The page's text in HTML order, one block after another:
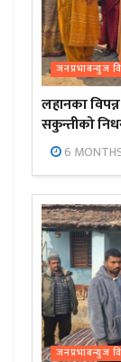
जनप्रभाबन्युज
लहानका
सकुन्तीको
6
जनप्रभाबन्युज